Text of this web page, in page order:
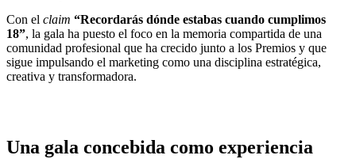
Con el claim “Recordarás dónde estabas cuando cumplimos
18”, la gala ha puesto el foco en la memoria compartida de una
comunidad profesional que ha crecido junto a los Premios y que
sigue impulsando el marketing como una disciplina estratégica,
creativa y transformadora.
Una gala concebida como experiencia